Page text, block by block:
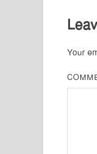
Your